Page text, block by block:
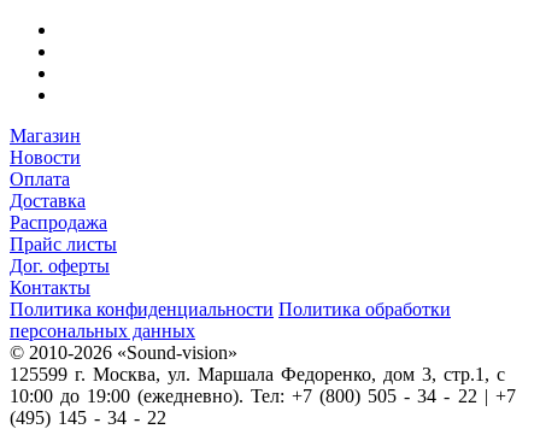
Магазин
Новости
Оплата
Доставка
Распродажа
Прайс листы
Дог. оферты
Контакты
Политика конфиденциальности Политика обработки
персональных данных
© 2010-2026 «Sound-vision»
125599 г. Москва, ул. Маршала Федоренко, дом 3, стр.1, с
10:00 до 19:00 (ежедневно). Тел: +7 (800) 505 - 34 - 22 | +7
(495) 145 - 34 - 22